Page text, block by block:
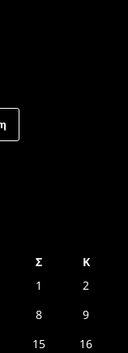
Σ
Κ
1
2
8
9
15
16